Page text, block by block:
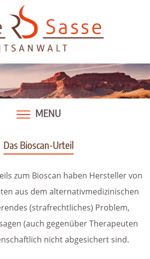
MENU
Das Bioscan-Urteil
zum Bioscan haben Hersteller von
aus dem alternativmedizinischen
(strafrechtliches) Problem,
(auch gegenüber Therapeuten
nicht abgesichert sind.